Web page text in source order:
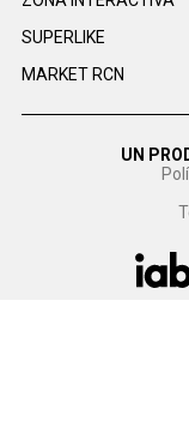
SUPERLIKE
MARKET RCN
UN